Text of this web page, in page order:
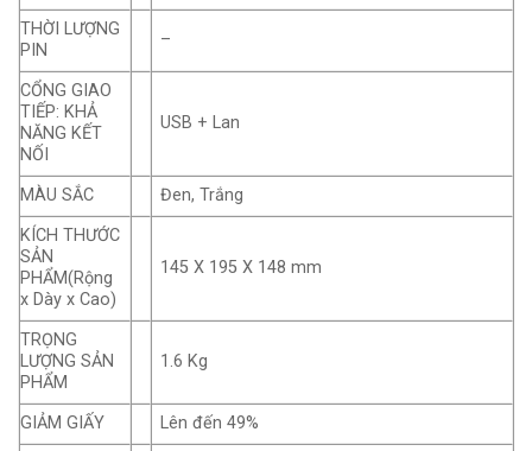
THỜI LƯỢNG
PIN
–
CỔNG GIAO
TIẾP: KHẢ
NĂNG KẾT
NỐI
USB + Lan
MÀU SẮC
Đen, Trắng
KÍCH THƯỚC
SẢN
PHẨM(Rộng
x Dày x Cao)
145 X 195 X 148 mm
TRỌNG
LƯỢNG SẢN
PHẨM
1.6 Kg
GIẢM GIẤY
Lên đến 49%